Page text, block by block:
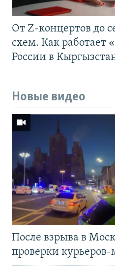
От Z-концертов до
схем. Как работает
России в
Новые видео
После взрыва в
проверки